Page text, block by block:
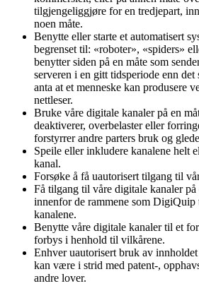
tilgjengeliggjøre for en tredjepart,
noen måte.
Benytte eller starte et automatisert
begrenset til: «roboter», «spiders»
benytter siden på en måte som
serveren i en gitt tidsperiode enn
anta at et menneske kan produsere
nettleser.
Bruke våre digitale kanaler på en
deaktiverer, overbelaster eller
forstyrrer andre parters bruk og
Speile eller inkludere kanalene helt
kanal.
Forsøke å få uautorisert tilgang til
Få tilgang til våre digitale kanaler på
innenfor de rammene som
kanalene.
Benytte våre digitale kanaler til et
forbys i henhold til vilkårene.
Enhver uautorisert bruk av
kan være i strid med patent-,
andre lover.